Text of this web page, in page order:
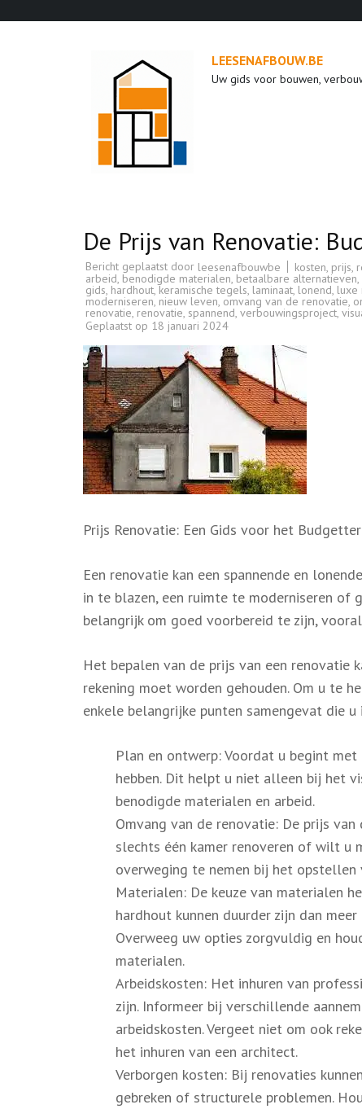
LEESENAFBOUW.BE
Uw gids voor bouwen,
De Prijs van Renovatie:
Bericht geplaatst door leesenafbouwbe kosten prijs
arbeid, benodigde materialen, betaalbare alternatieven,
gids, hardhout,keramische tegels, laminaat, lonend, luxe
moderniseren, nieuw leven, omvang van de renovatie,
renovatie, renovatie, spannend, verbouwingsproject,
Geplaatst op 18 januari 2024
Prijs Renovatie: Een Gids voor het
Een renovatie kan een spannende en
in te blazen, een ruimte te moderniseren of
belangrijk om goed voorbereid te zijn,
Het bepalen van de prijs van een renovatie
rekening moet worden gehouden. Om u te
enkele belangrijke punten samengevat die
Plan en ontwerp: Voordat u begint
hebben. Dit helpt u niet alleen bij het
benodigde materialen en arbeid.
Omvang van de renovatie: De prijs
slechts één kamer renoveren of wilt u
overweging te nemen bij het opstellen
Materialen: De keuze van materialen
hardhout kunnen duurder zijn dan
Overweeg uw opties zorgvuldig en
materialen.
Arbeidskosten: Het inhuren van
zijn. Informeer bij verschillende
arbeidskosten. Vergeet niet om ook
het inhuren van een architect.
Verborgen kosten: Bij renovaties
gebreken of structurele problemen.